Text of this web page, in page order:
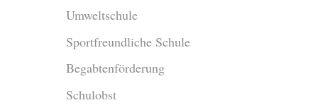
Umweltschule
Sportfreundliche Schule
Begabtenförderung
Schulobst